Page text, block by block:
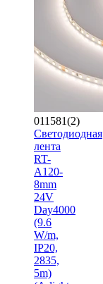
011581(2)
Светодиодная
лента
RT-
A120-
8mm
24V
Day4000
(9.6
W/m,
IP20,
2835,
5m)